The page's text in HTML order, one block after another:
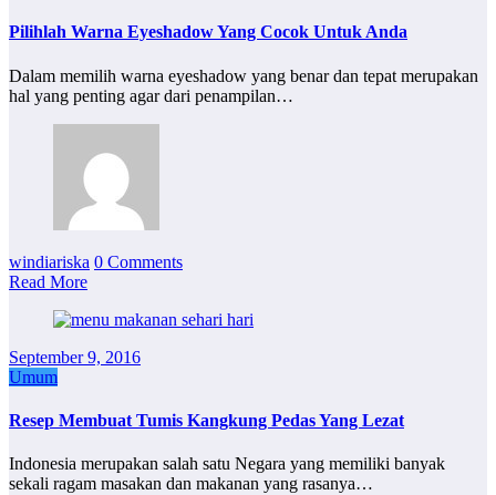
Pilihlah Warna Eyeshadow Yang Cocok Untuk Anda
Dalam memilih warna eyeshadow yang benar dan tepat merupakan
hal yang penting agar dari penampilan…
windiariska 0 Comments
Read More
September 9, 2016
Umum
Resep Membuat Tumis Kangkung Pedas Yang Lezat
Indonesia merupakan salah satu Negara yang memiliki banyak
sekali ragam masakan dan makanan yang rasanya…